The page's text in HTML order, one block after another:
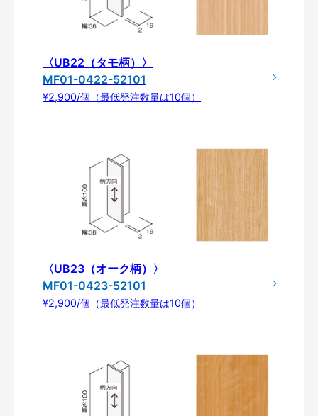
〈UB22（タモ柄）〉
MF01-0422-52101
¥2,900/個（最低発注数量は10個）
〈UB23（オーク柄）〉
MF01-0423-52101
¥2,900/個（最低発注数量は10個）